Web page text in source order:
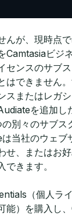
んが、現時点
Camtasiaビジ
センスのサブ
はできません
スまたはレガ
を追加し
別々のサブス
当社のウェブ
せ、またはお
できます。
（個人ラ
能）を購入し